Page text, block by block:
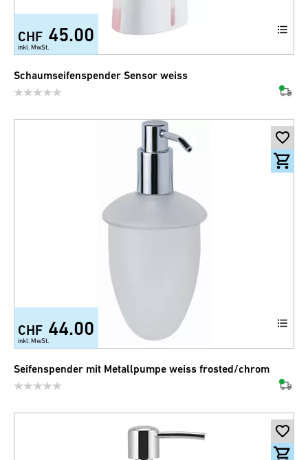
CHF 45.00
inkl. MwSt.
Schaumseifenspender Sensor weiss
CHF 44.00
inkl. MwSt.
Seifenspender mit Metallpumpe weiss frosted/chrom